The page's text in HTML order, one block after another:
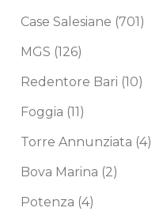
Case Salesiane (701)
MGS (126)
Redentore Bari (10)
Foggia (11)
Torre Annunziata (4)
Bova Marina (2)
Potenza (4)